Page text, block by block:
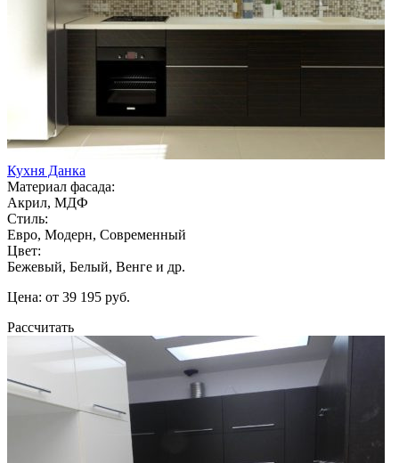
Кухня Данка
Материал фасада:
Акрил, МДФ
Стиль:
Евро, Модерн, Современный
Цвет:
Бежевый, Белый, Венге и др.
Цена: от 39 195 руб.
Рассчитать